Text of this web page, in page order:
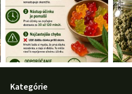
Kategórie